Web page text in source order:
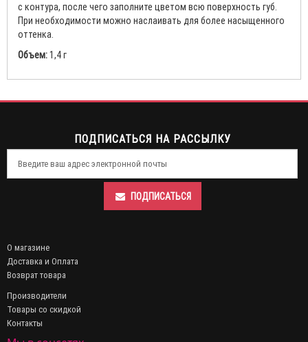
с контура, после чего заполните цветом всю поверхность губ.
При необходимости можно наслаивать для более насыщенного
оттенка.
Объем:1,4 г
ПОДПИСАТЬСЯ НА РАССЫЛКУ
ПОДПИСАТЬСЯ
О магазине
Доставка и Оплата
Возврат товара
Производители
Товары со скидкой
Контакты